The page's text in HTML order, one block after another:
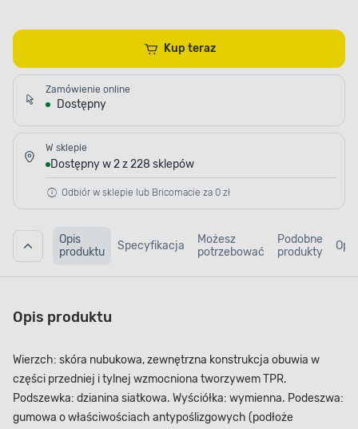
Kup teraz
Zamówienie online
Dostępny
W sklepie
Dostępny w 2 z 228 sklepów
Odbiór w sklepie lub Bricomacie za 0 zł
Opis
produktu
Specyfikacja
Możesz
potrzebować
Podobne
produkty
Opis produktu
Wierzch: skóra nubukowa, zewnętrzna konstrukcja obuwia w
części przedniej i tylnej wzmocniona tworzywem TPR.
Podszewka: dzianina siatkowa. Wyściółka: wymienna. Podeszwa:
gumowa o właściwościach antypoślizgowych (podłoże